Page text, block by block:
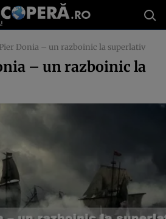
Donia – un razboinic la superlativ
– un razboinic la